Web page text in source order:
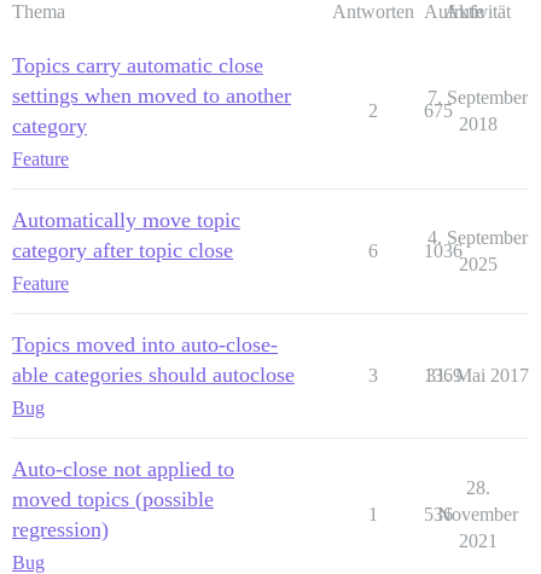
Thema Antworten Aufrufe
Aktivität
Topics carry automatic close
settings when moved to another
category
Feature
2 675
7. September
2018
Automatically move topic
category after topic close
Feature
6 1036
4. September
2025
Topics moved into auto-close-
able categories should autoclose
Bug
3 1369
31. Mai 2017
Auto-close not applied to
moved topics (possible
regression)
Bug
1 536
28.
November
2021